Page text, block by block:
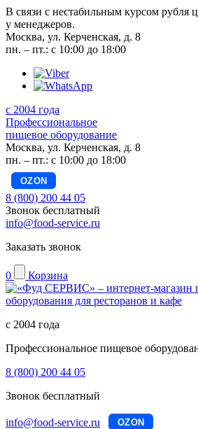
В связи с нестабильным курсом рубля
у менеджеров.
Москва, ул. Керченская, д. 8
пн. – пт.: с 10:00 до 18:00
с 2004 года
Профессиональное
пищевое оборудование
Москва, ул. Керченская, д. 8
пн. – пт.: с 10:00 до 18:00
OZON
8 (800) 200 44 05
Звонок бесплатный
info@food-service.ru
Заказать звонок
0 Корзина
с 2004 года
Профессиональное пищевое
8 (800) 200 44 05
Звонок бесплатный
info@food-service.ru OZON